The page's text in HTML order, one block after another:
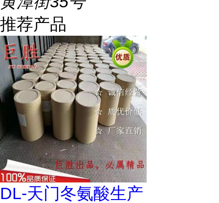
推荐产品
DL-天门冬氨酸生产